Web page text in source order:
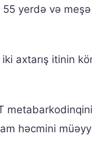
55 yerdə və
axtarış itinin
həcmini